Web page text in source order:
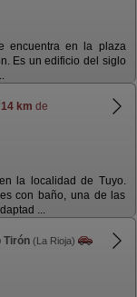
encuentra en la plaza
Es un edificio del siglo
14 km de
la localidad de Tuyo.
con baño, una de las
...
Tirón (La Rioja)